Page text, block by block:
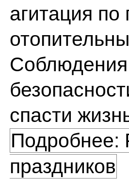
агитация
спасти
Подробнее:
праздников